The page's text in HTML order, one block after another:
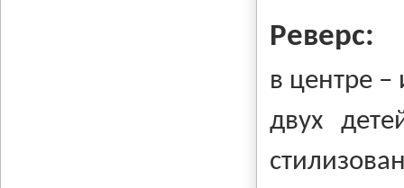
Реверс:
в центре –
двух